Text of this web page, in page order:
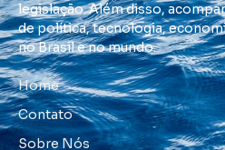
legislação. Além disso,
de política, tecnologia,
no Brasil e no mundo.
Home
Contato
Sobre Nós